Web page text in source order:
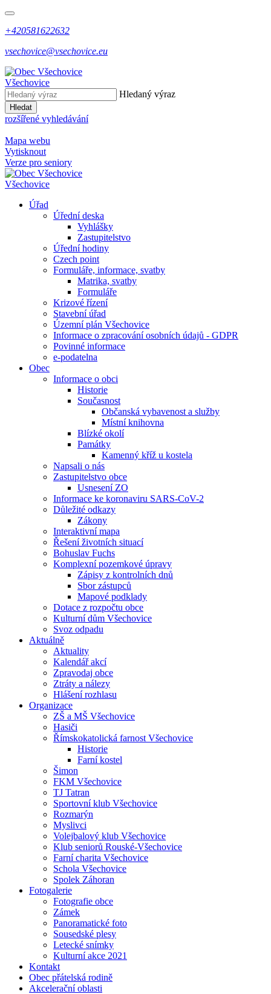
+420581622632
vsechovice@vsechovice.eu
Všechovice
Hledaný výraz
Hledat
rozšířené vyhledávání
Mapa webu
Vytisknout
Verze pro seniory
Všechovice
Úřad
Úřední deska
Vyhlášky
Zastupitelstvo
Úřední hodiny
Czech point
Formuláře, informace, svatby
Matrika, svatby
Formuláře
Krizové řízení
Stavební úřad
Územní plán Všechovice
Informace o zpracování osobních údajů - GDPR
Povinné informace
e-podatelna
Obec
Informace o obci
Historie
Současnost
Občanská vybavenost a služby
Místní knihovna
Blízké okolí
Památky
Kamenný kříž u kostela
Napsali o nás
Zastupitelstvo obce
Usnesení ZO
Informace ke koronaviru SARS-CoV-2
Důležité odkazy
Zákony
Interaktivní mapa
Řešení životních situací
Bohuslav Fuchs
Komplexní pozemkové úpravy
Zápisy z kontrolních dnů
Sbor zástupců
Mapové podklady
Dotace z rozpočtu obce
Kulturní dům Všechovice
Svoz odpadu
Aktuálně
Aktuality
Kalendář akcí
Zpravodaj obce
Ztráty a nálezy
Hlášení rozhlasu
Organizace
ZŠ a MŠ Všechovice
Hasiči
Římskokatolická farnost Všechovice
Historie
Farní kostel
Šimon
FKM Všechovice
TJ Tatran
Sportovní klub Všechovice
Rozmarýn
Myslivci
Volejbalový klub Všechovice
Klub seniorů Rouské-Všechovice
Farní charita Všechovice
Schola Všechovice
Spolek Záhoran
Fotogalerie
Fotografie obce
Zámek
Panoramatické foto
Sousedské plesy
Letecké snímky
Kulturní akce 2021
Kontakt
Obec přátelská rodině
Akcelerační oblasti